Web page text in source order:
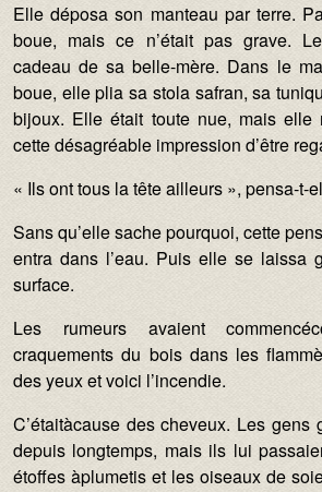
Elle déposa son manteau par terre.
boue, mais ce n’était pas grave.
cadeau de sa belle-mère. Dans le
boue, elle plia sa stola safran, sa
bijoux. Elle était toute nue, mais elle
cette désagréable impression d’être
« Ils ont tous la tête ailleurs », pensa-t-
Sans qu’elle sache pourquoi, cette
entra dans l’eau. Puis elle se laissa
surface.
Les rumeurs avaient
craquements du bois dans les
des yeux et voici l’incendie.
C’étaitàcause des cheveux. Les gens
depuis longtemps, mais ils lui
étoffes àplumetis et les oiseaux de